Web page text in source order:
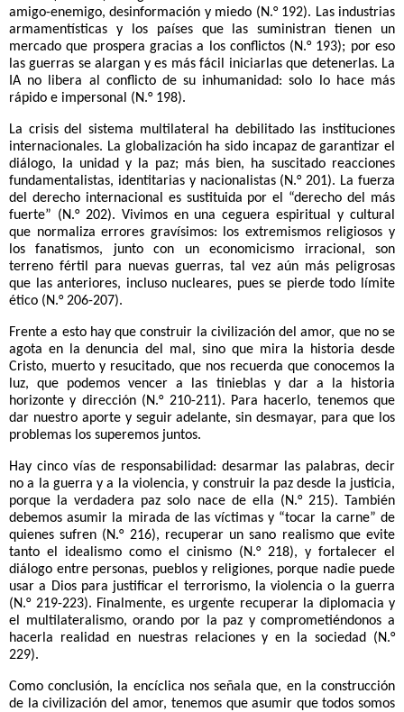
amigo-enemigo, desinformación y miedo (N.° 192). Las industrias
armamentísticas y los países que las suministran tienen un
mercado que prospera gracias a los conflictos (N.° 193); por eso
las guerras se alargan y es más fácil iniciarlas que detenerlas. La
IA no libera al conflicto de su inhumanidad: solo lo hace más
rápido e impersonal (N.° 198).
La crisis del sistema multilateral ha debilitado las instituciones
internacionales. La globalización ha sido incapaz de garantizar el
diálogo, la unidad y la paz; más bien, ha suscitado reacciones
fundamentalistas, identitarias y nacionalistas (N.° 201). La fuerza
del derecho internacional es sustituida por el “derecho del más
fuerte” (N.° 202). Vivimos en una ceguera espiritual y cultural
que normaliza errores gravísimos: los extremismos religiosos y
los fanatismos, junto con un economicismo irracional, son
terreno fértil para nuevas guerras, tal vez aún más peligrosas
que las anteriores, incluso nucleares, pues se pierde todo límite
ético (N.° 206-207).
Frente a esto hay que construir la civilización del amor, que no se
agota en la denuncia del mal, sino que mira la historia desde
Cristo, muerto y resucitado, que nos recuerda que conocemos la
luz, que podemos vencer a las tinieblas y dar a la historia
horizonte y dirección (N.° 210-211). Para hacerlo, tenemos que
dar nuestro aporte y seguir adelante, sin desmayar, para que los
problemas los superemos juntos.
Hay cinco vías de responsabilidad: desarmar las palabras, decir
no a la guerra y a la violencia, y construir la paz desde la justicia,
porque la verdadera paz solo nace de ella (N.° 215). También
debemos asumir la mirada de las víctimas y “tocar la carne” de
quienes sufren (N.° 216), recuperar un sano realismo que evite
tanto el idealismo como el cinismo (N.° 218), y fortalecer el
diálogo entre personas, pueblos y religiones, porque nadie puede
usar a Dios para justificar el terrorismo, la violencia o la guerra
(N.° 219-223). Finalmente, es urgente recuperar la diplomacia y
el multilateralismo, orando por la paz y comprometiéndonos a
hacerla realidad en nuestras relaciones y en la sociedad (N.°
229).
Como conclusión, la encíclica nos señala que, en la construcción
de la civilización del amor, tenemos que asumir que todos somos